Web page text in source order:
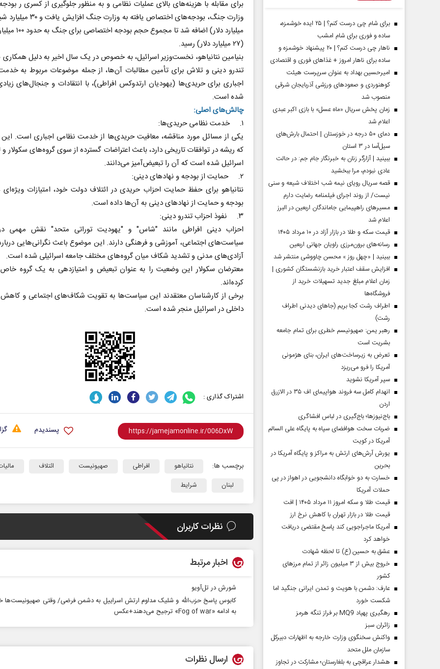
برای مقابله با هزینه‌های بالای عملیات نظامی و به منظور جلوگیری از کسری ر
میلیارد دلار) اضافه شد تا
(۲۷ میلیارد دلار) رسید.
بنیامین نتانیاهو، نخست‌وزیر اسرائیل، به خصوص در یک سال اخیر به دلیل همکاری
تندرو دینی و تلاش برای تأمین مطالبات آن‌ها، از جمله موضوعات مربوط به
اجباری برای حریدی‌ها (یهودیان ارتدوکس افراطی)، با انتقادات و جنجال‌های
شده است.
چالش‌های اصلی:
۱. خدمت نظامی حریدی‌ها:
یکی از مسائل مورد مناقشه، معافیت حریدی‌ها از خدمت نظامی اجباری است.
که ریشه در توافقات تاریخی دارد، باعث اعتراضات گسترده از سوی گروه‌های سکولار و
اسرائیل شده است که آن را تبعیض‌آمیز می‌دانند.
۲. حمایت از بودجه و نهاد‌های دینی:
نتانیاهو برای حفظ حمایت احزاب حریدی در ائتلاف دولت خود، امتیازات ویژه‌ای
بودجه و حمایت از نهاد‌های دینی به آن‌ها داده است.
۳. نفوذ احزاب تندرو دینی:
احزاب دینی افراطی مانند "شاس" و "یهودیت توراتی متحد" نقش مهمی
سیاست‌های اجتماعی، آموزشی و فرهنگی دارند. این موضوع باعث نگرانی‌هایی
آزادی‌های مدنی و تشدید شکاف میان گروه‌های مختلف جامعه اسرائیلی شده است.
معترضان سکولار این وضعیت را به عنوان تبعیض و امتیازدهی به یک گروه
کرده‌اند.
برخی از کارشناسان معتقدند این سیاست‌ها به تقویت شکاف‌های اجتماعی و
داخلی در اسرائیل منجر شده است.
اشتراک گذاری :
پسندیدم
برچسب ها: نتانیاهو افراطی صهیونیست ائتلاف
لبنان
شرایط
نظرات کاربران
اخبار مرتبط
شورش در تل‌آویو
کابوس پاسخ حزب‌الله و شلیک مداوم ارتش اسراییل به دشمن فرضی/ وقتی صهیونیست‌ها
به ادامه «Fog of war» ترجیح می‌دهند+عکس
ارسال نظرات
برای شام چی درست کنم؟ | ۲۵ ایده خوشمزه،
ساده و فوری برای شام امشب
ناهار چی درست کنم؟ | ۲۰ پیشنهاد خوشمزه و
ساده برای ناهار امروز + غذاهای فوری و اقتصادی
امیرحسین بهداد به عنوان سرپرست هیئت
کوهنوردی و صعودهای ورزشی آذربایجان شرقی
منصوب شد
زمان پخش سریال «ماه عسل» با بازی اکبر عبدی
اعلام شد
دمای ۵۰ درجه در خوزستان | احتمال بارش‌های
سیل‌آسا در ۳ استان
ببینید | آزارگر زنان به خبرنگار جام جم: در حالت
عادی نبودم، مرا ببخشید
قصه سریال رویای نیمه شب اختلاف شیعه و سنی
نیست/ از روند اجرای فیلمنامه رضایت دارم
مسیر‌های راهپیمایی جاماندگان اربعین در البرز
اعلام شد
قیمت سکه و طلا در بازار آزاد در ۱۰ مرداد ۱۴۰۵
رسانه‌های برون‌مرزی راویان جهانی اربعین
ببینید | «چهل روز » محسن چاووشی منتشر شد
افزایش سقف اعتبار خرید بازنشستگان کشوری |
زمان اعلام مبلغ جدید تسهیلات خرید از
فروشگاه‌ها
اطراف رشت کجا بریم (جاهای دیدنی اطراف
رشت)
رهبر یمن: صهیونیسم خطری برای تمام جامعه
بشریت است
تعرض به زیرساخت‌های ایران، بنای هژمونی
آمریکا را فرو می‌ریزد
سپر آمریکا نشوید
انهدام کامل سه فروند هواپیمای اف ۳۵ در الازرق
اردن
باج‌نیوزها؛ باج‌گیری در لباس افشاگری
ضربات سخت هوافضای سپاه به پایگاه علی السالم
آمریکا در کویت
یورش آرش‌های ارتش به مراکز و پایگاه‌ آمریکا در
بحرین
خسارت به دو خوابگاه دانشجویی در اهواز در پی
حملات آمریکا
قیمت طلا و سکه امروز ۱۱ مرداد ۱۴۰۵ | افت
قیمت طلا در بازار تهران با کاهش نرخ ارز
آمریکا ماجراجویی کند پاسخ مقتضی دریافت
خواهد کرد
عشق به حسین (ع) تا لحظه شهادت
خروج بیش از ۳ میلیون زائر از تمام مرز‌های
کشور
عارف: دشمن با هویت و تمدن ایرانی جنگید اما
شکست خورد
رهگیری پهپاد MQ9 بر فراز تنگه هرمز
‌زائران سبز
واکنش سخنگوی وزارت خارجه به اظهارات دبیرکل
سازمان ملل متحد
هشدار عراقچی به بلغارستان؛ مشارکت در تجاوز
صفحات نخست روزنامه ها‌ی‌سه‌شنبه ۶ مردادماه صفحات نخست روزنامه ها‌ی یکشنبه ۴ مردادماه صفحات نخست روزنامه ها‌ی شنبه ۳ مردادماه